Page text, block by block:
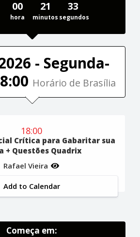
00
hora
21
minutos
32
segundos
- Segunda-
Horário de Brasília
18:00
Crítica para Gabaritar sua
+ Questões Quadrix
Rafael Vieira
Add to Calendar
Começa em: